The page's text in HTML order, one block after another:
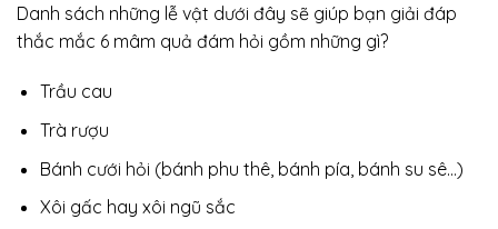
Danh sách những lễ vật dưới đây sẽ giúp bạn giải đáp
thắc mắc 6 mâm quả đám hỏi gồm những gì?
Trầu cau
Trà rượu
Bánh cưới hỏi (bánh phu thê, bánh pía, bánh su sê…)
Xôi gấc hay xôi ngũ sắc